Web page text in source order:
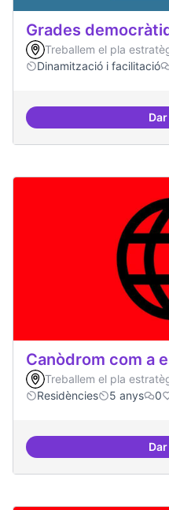
Grades
Treballem el pla
Dinamització i facilitació
Canòdrom com a
Treballem el pla
Residències
5 anys 0